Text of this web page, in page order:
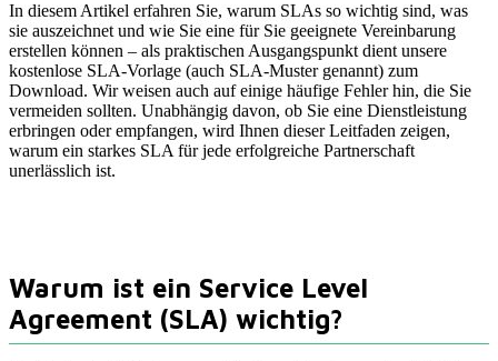
In diesem Artikel erfahren Sie, warum SLAs so wichtig sind, was
sie auszeichnet und wie Sie eine für Sie geeignete Vereinbarung
erstellen können – als praktischen Ausgangspunkt dient unsere
kostenlose SLA-Vorlage (auch SLA-Muster genannt) zum
Download. Wir weisen auch auf einige häufige Fehler hin, die Sie
vermeiden sollten. Unabhängig davon, ob Sie eine Dienstleistung
erbringen oder empfangen, wird Ihnen dieser Leitfaden zeigen,
warum ein starkes SLA für jede erfolgreiche Partnerschaft
unerlässlich ist.
Warum ist ein Service Level
Agreement (SLA) wichtig?